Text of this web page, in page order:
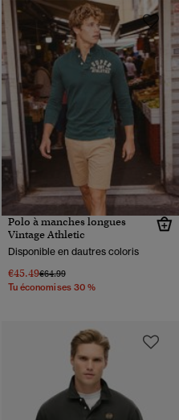
Polo à manches longues
Vintage Athletic
Disponible en dautres coloris
€45.49Prix réduit de
€64.99à
Tu économises 30 %